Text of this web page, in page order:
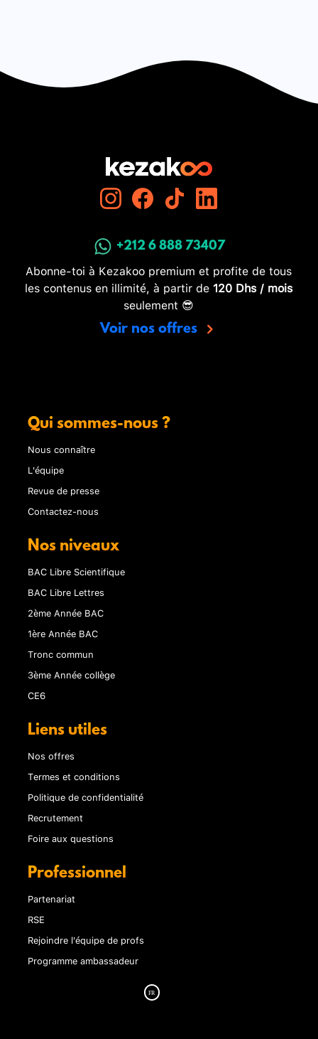
+212 6 888 73407
Abonne-toi à Kezakoo premium et profite de tous
les contenus en illimité, à partir de 120 Dhs / mois
seulement 😎
Voir nos offres
Qui sommes-nous ?
Nous connaître
L'équipe
Revue de presse
Contactez-nous
Nos niveaux
BAC Libre Scientifique
BAC Libre Lettres
2ème Année BAC
1ère Année BAC
Tronc commun
3ème Année collège
CE6
Liens utiles
Nos offres
Termes et conditions
Politique de confidentialité
Recrutement
Foire aux questions
Professionnel
Partenariat
RSE
Rejoindre l'équipe de profs
Programme ambassadeur